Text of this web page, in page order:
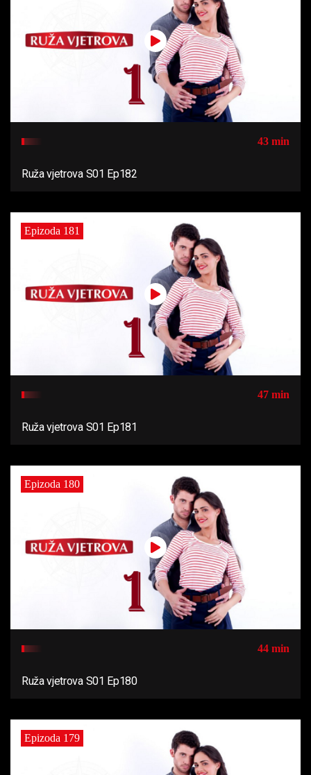
43 min
Ruža vjetrova S01 Ep182
Epizoda 181
47 min
Ruža vjetrova S01 Ep181
Epizoda 180
44 min
Ruža vjetrova S01 Ep180
Epizoda 179